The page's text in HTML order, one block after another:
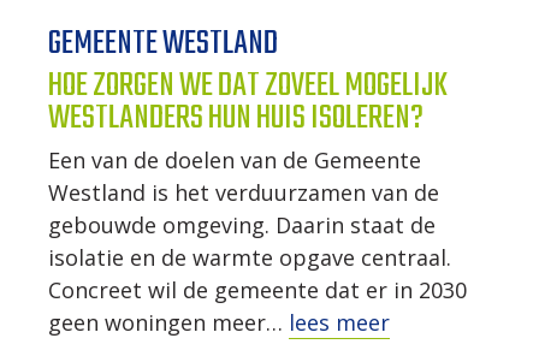
GEMEENTE WESTLAND
HOE ZORGEN WE DAT ZOVEEL MOGELIJK
WESTLANDERS HUN HUIS ISOLEREN?
Een van de doelen van de Gemeente
Westland is het verduurzamen van de
gebouwde omgeving. Daarin staat de
isolatie en de warmte opgave centraal.
Concreet wil de gemeente dat er in 2030
geen woningen meer… lees meer